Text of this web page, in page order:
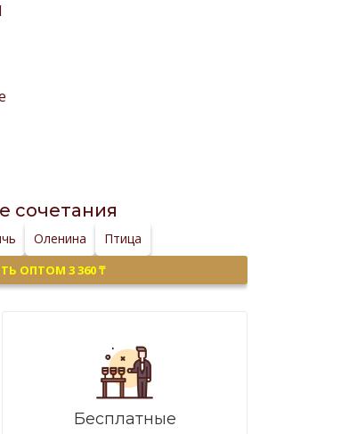
сочетания
Оленина Птица
ОПТОМ 3 360 ₸
Бесплатные